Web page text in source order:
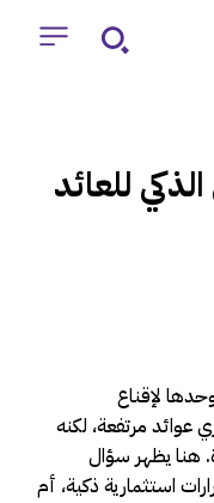
للعائد
وحدها لإقناع
مرتفعة، لكنه
هنا يظهر سؤال
استثمارية ذكية، أم